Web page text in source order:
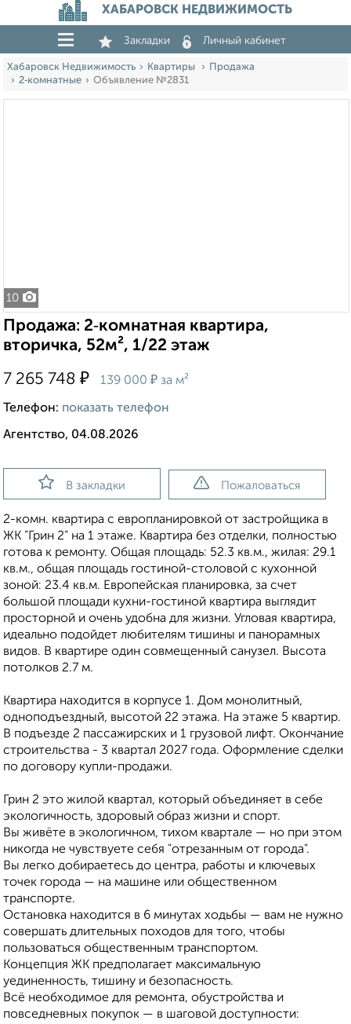
ХАБАРОВСК НЕДВИЖИМОСТЬ
Закладки Личный кабинет
Хабаровск Недвижимость Квартиры
Продажа
2‑комнатные
Объявление №2831
10
Продажа: 2‑комнатная квартира,
вторичка, 52м², 1/22 этаж
7 265 748 ₽ 139 000 ₽ за м²
Телефон: показать телефон
Агентство, 04.08.2026
В закладки Пожаловаться
2-комн. квартира с европланировкой от застройщика в
ЖК "Грин 2" на 1 этаже. Квартира без отделки, полностью
готова к ремонту. Общая площадь: 52.3 кв.м., жилая: 29.1
кв.м., общая площадь гостиной-столовой с кухонной
зоной: 23.4 кв.м. Европейская планировка, за счет
большой площади кухни-гостиной квартира выглядит
просторной и очень удобна для жизни. Угловая квартира,
идеально подойдет любителям тишины и панорамных
видов. В квартире один совмещенный санузел. Высота
потолков 2.7 м.
Квартира находится в корпусе 1. Дом монолитный,
одноподъездный, высотой 22 этажа. На этаже 5 квартир.
В подъезде 2 пассажирских и 1 грузовой лифт. Окончание
строительства - 3 квартал 2027 года. Оформление сделки
по договору купли-продажи.
Грин 2 это жилой квартал, который объединяет в себе
экологичность, здоровый образ жизни и спорт.
Вы живёте в экологичном, тихом квартале — но при этом
никогда не чувствуете себя "отрезанным от города".
Вы легко добираетесь до центра, работы и ключевых
точек города — на машине или общественном
транспорте.
Остановка находится в 6 минутах ходьбы — вам не нужно
совершать длительных походов для того, чтобы
пользоваться общественным транспортом.
Концепция ЖК предполагает максимальную
уединенность, тишину и безопасность.
Всё необходимое для ремонта, обустройства и
повседневных покупок — в шаговой доступности: